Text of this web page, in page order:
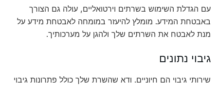
עם הגדלת השימוש בשרתים וירטואליים, עולה גם הצורך
באבטחת המידע. מומלץ להיעזר במומחה לאבטחת מידע על
מנת לאבטח את השרתים שלך ולהגן על מערכותיך.
גיבוי נתונים
שירותי גיבוי הם חיוניים. ודא שהשרת שלך כולל פתרונות גיבוי